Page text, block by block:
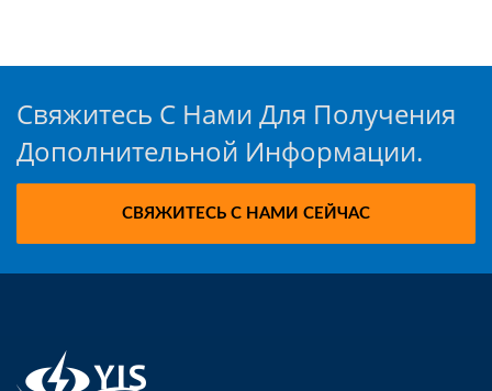
Свяжитесь С Нами Для Получения
Дополнительной Информации.
СВЯЖИТЕСЬ С НАМИ СЕЙЧАС